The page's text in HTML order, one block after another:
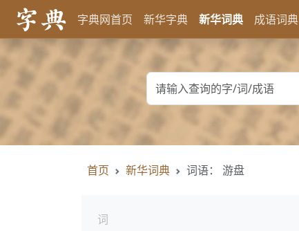
字典网首页 新华字典 新华词典 成语词典
首页 新华词典 词语： 游盘
词